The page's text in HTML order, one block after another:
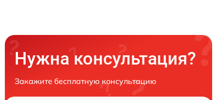
Нужна консультация?
Закажите бесплатную консультацию